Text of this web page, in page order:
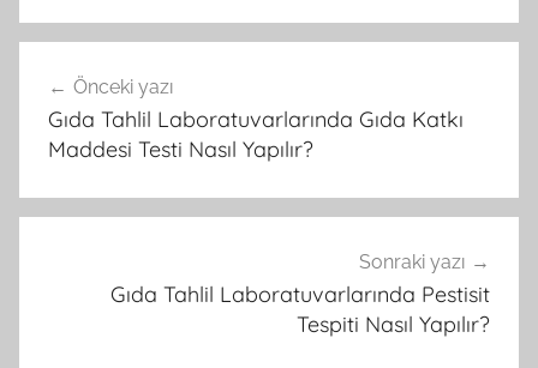
gezinmesi
Önceki yazı
Gıda Tahlil Laboratuvarlarında Gıda Katkı
Maddesi Testi Nasıl Yapılır?
Sonraki yazı
Gıda Tahlil Laboratuvarlarında Pestisit
Tespiti Nasıl Yapılır?